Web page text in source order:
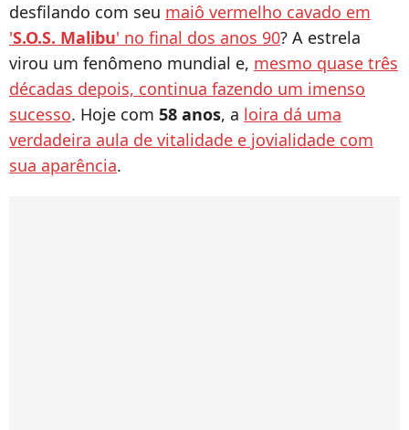
desfilando com seu maiô vermelho cavado em
'S.O.S. Malibu' no final dos anos 90? A estrela
virou um fenômeno mundial e, mesmo quase três
décadas depois, continua fazendo um imenso
sucesso. Hoje com 58 anos, a loira dá uma
verdadeira aula de vitalidade e jovialidade com
sua aparência.